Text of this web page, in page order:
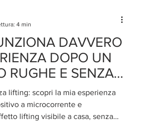
DAVVERO
DOPO UN
RUGHE E SENZA
lifting: scopri la mia esperienza
a microcorrente e
lifting visibile a casa, senza
4 min